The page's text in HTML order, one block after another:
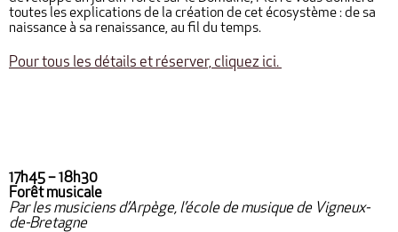
toutes les explications de la création de cet écosystème : de sa
naissance à sa renaissance, au fil du temps.
Pour tous les détails et réserver, cliquez ici.
17h45 – 18h30
Forêt musicale
Par les musiciens d’Arpège, l’école de musique de Vigneux-
de-Bretagne